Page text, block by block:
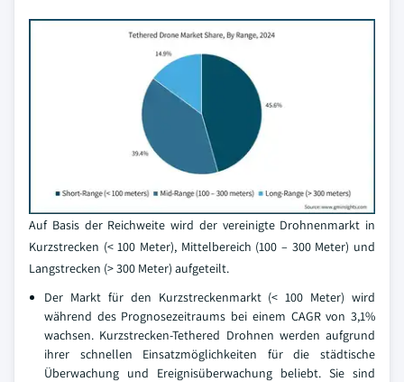
Auf Basis der Reichweite wird der vereinigte Drohnenmarkt in
Kurzstrecken (< 100 Meter), Mittelbereich (100 – 300 Meter) und
Langstrecken (> 300 Meter) aufgeteilt.
Der Markt für den Kurzstreckenmarkt (< 100 Meter) wird
während des Prognosezeitraums bei einem CAGR von 3,1%
wachsen. Kurzstrecken-Tethered Drohnen werden aufgrund
ihrer schnellen Einsatzmöglichkeiten für die städtische
Überwachung und Ereignisüberwachung beliebt. Sie sind